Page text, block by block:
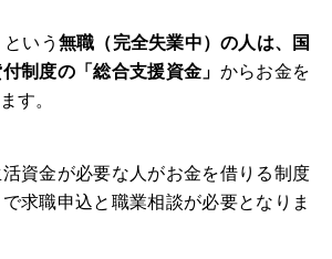
いう 無職（完全失業中）の人は、国
制度の「総合支援資金」 からお金を
す。
資金が必要な人がお金を借りる制度
求職申込と職業相談が必要となりま